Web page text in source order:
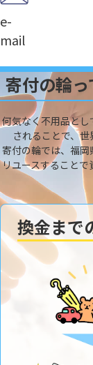
e-
mail
寄付の輪っ
何気なく不用品と
されることで、世
寄付の輪では、福
リユースすること
換金まで